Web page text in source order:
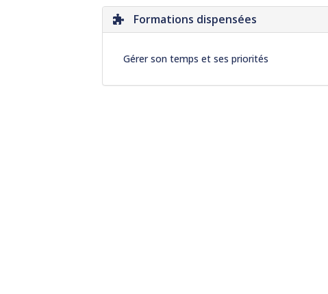
Formations dispensées
Gérer son temps et ses priorités